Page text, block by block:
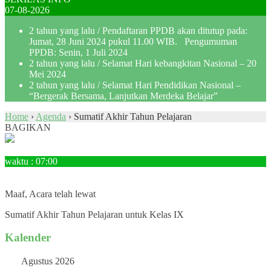
07-08-2026
2 tahun yang lalu / Pendaftaran PPDB akan ditutup pada:
Jumat, 28 Juni 2024 pukul 11.00 WIB. Pengumuman
PPDB: Senin, 1 Juli 2024
2 tahun yang lalu / Selamat Hari kebangkitan Nasional – 20
Mei 2024
2 tahun yang lalu / Selamat Hari Pendidikan Nasional –
“Bergerak Bersama, Lanjutkan Merdeka Belajar”
Home › Agenda › Sumatif Akhir Tahun Pelajaran
BAGIKAN
waktu : 07:00
Maaf, Acara telah lewat
Sumatif Akhir Tahun Pelajaran untuk Kelas IX
Kalender
Agustus 2026